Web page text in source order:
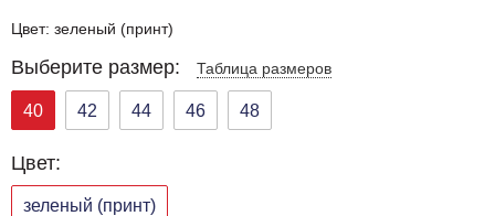
Цвет: зеленый (принт)
Выберите размер: Таблица размеров
40 42 44 46 48
Цвет:
зеленый (принт)